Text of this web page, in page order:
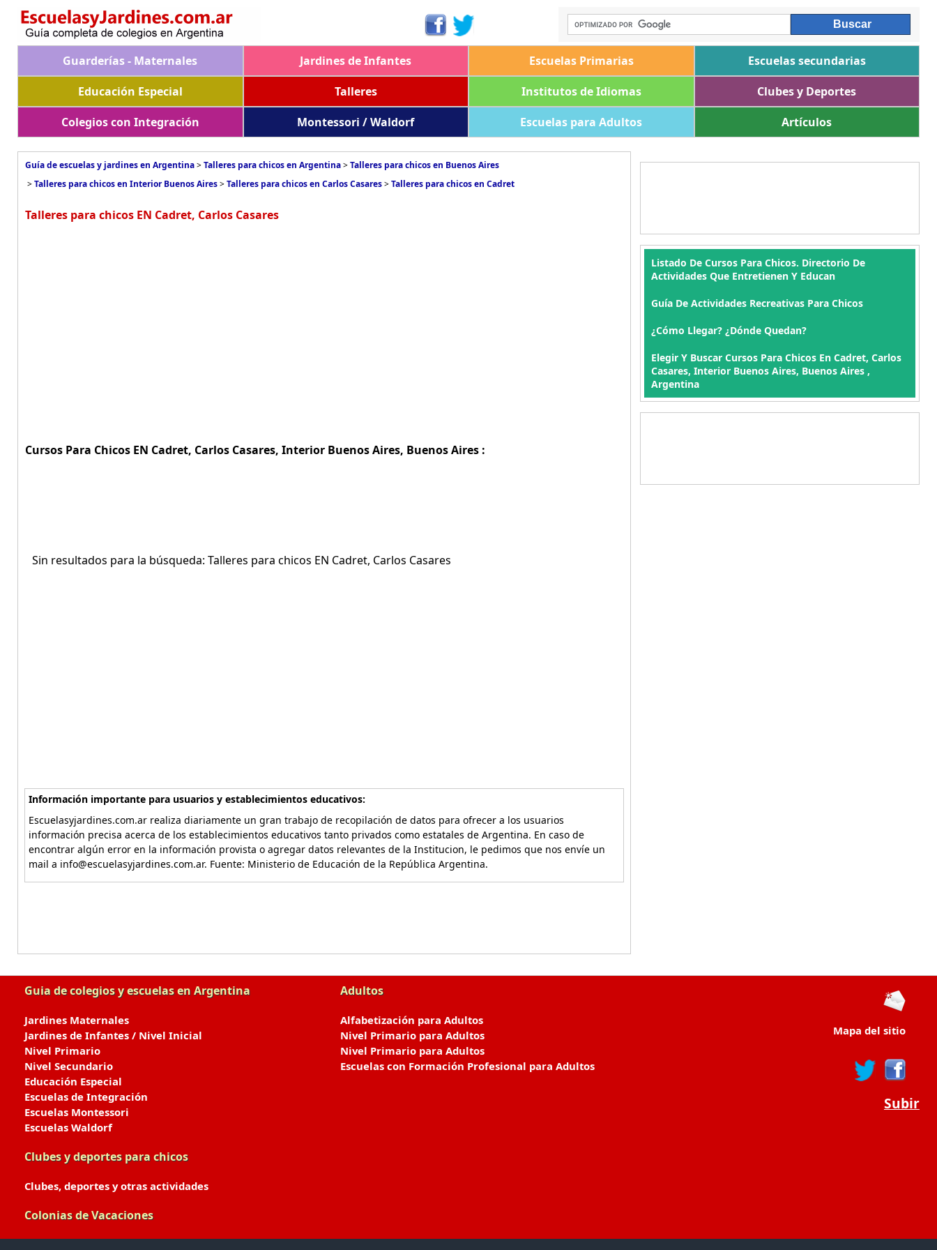
Guarderías - Maternales Jardines de Infantes Escuelas Primarias
Escuelas secundarias
Educación Especial
Talleres Institutos de Idiomas
Clubes y Deportes
Colegios con Integración
Montessori / Waldorf Escuelas para Adultos Artículos
Guía de escuelas y jardines en Argentina>Talleres para chicos en Argentina>Talleres para chicos en Buenos Aires
>Talleres para chicos en Interior Buenos Aires>Talleres para chicos en Carlos Casares>Talleres para chicos en Cadret
Talleres para chicos EN Cadret, Carlos Casares
Cursos Para Chicos EN Cadret, Carlos Casares, Interior Buenos Aires, Buenos Aires :
Sin resultados para la búsqueda: Talleres para chicos EN Cadret, Carlos Casares
Información importante para usuarios y establecimientos educativos:
Escuelasyjardines.com.ar realiza diariamente un gran trabajo de recopilación de datos para ofrecer a los usuarios
información precisa acerca de los establecimientos educativos tanto privados como estatales de Argentina. En caso de
encontrar algún error en la información provista o agregar datos relevantes de la Institucion, le pedimos que nos envíe un
mail a info@escuelasyjardines.com.ar. Fuente: Ministerio de Educación de la República Argentina.
Listado De Cursos Para Chicos. Directorio De
Actividades Que Entretienen Y Educan
Guía De Actividades Recreativas Para Chicos
¿Cómo Llegar? ¿Dónde Quedan?
Elegir Y Buscar Cursos Para Chicos En Cadret, Carlos
Casares, Interior Buenos Aires, Buenos Aires ,
Argentina
Guia de colegios y escuelas en Argentina
Jardines Maternales
Jardines de Infantes / Nivel Inicial
Nivel Primario
Nivel Secundario
Educación Especial
Escuelas de Integración
Escuelas Montessori
Escuelas Waldorf
Clubes y deportes para chicos
Clubes, deportes y otras actividades
Colonias de Vacaciones
Adultos
Alfabetización para Adultos
Nivel Primario para Adultos
Nivel Primario para Adultos
Escuelas con Formación Profesional para Adultos
Mapa del sitio
Subir